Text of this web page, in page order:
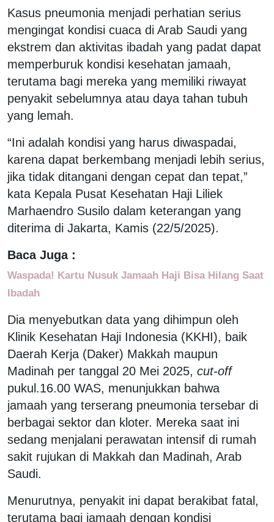
Kasus pneumonia menjadi perhatian serius
mengingat kondisi cuaca di Arab Saudi yang
ekstrem dan aktivitas ibadah yang padat dapat
memperburuk kondisi kesehatan jamaah,
terutama bagi mereka yang memiliki riwayat
penyakit sebelumnya atau daya tahan tubuh
yang lemah.
“Ini adalah kondisi yang harus diwaspadai,
karena dapat berkembang menjadi lebih serius,
jika tidak ditangani dengan cepat dan tepat,”
kata Kepala Pusat Kesehatan Haji Liliek
Marhaendro Susilo dalam keterangan yang
diterima di Jakarta, Kamis (22/5/2025).
Baca Juga :
Waspada! Kartu Nusuk Jamaah Haji Bisa Hilang Saat
Ibadah
Dia menyebutkan data yang dihimpun oleh
Klinik Kesehatan Haji Indonesia (KKHI), baik
Daerah Kerja (Daker) Makkah maupun
Madinah per tanggal 20 Mei 2025, cut-off
pukul.16.00 WAS, menunjukkan bahwa
jamaah yang terserang pneumonia tersebar di
berbagai sektor dan kloter. Mereka saat ini
sedang menjalani perawatan intensif di rumah
sakit rujukan di Makkah dan Madinah, Arab
Saudi.
Menurutnya, penyakit ini dapat berakibat fatal,
terutama bagi jamaah dengan kondisi